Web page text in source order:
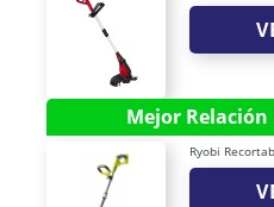
Mejor Relación
Ryobi